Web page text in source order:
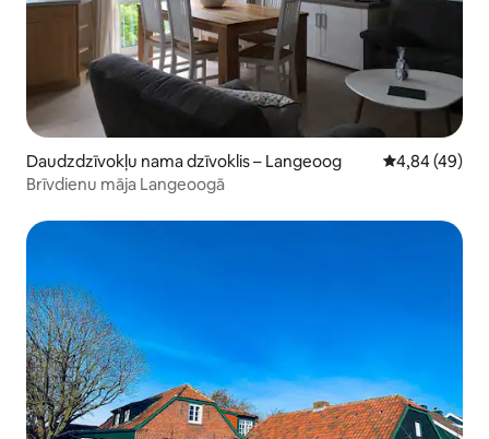
Daudzdzīvokļu nama dzīvoklis – Langeoog Vidējais
4,84 (49)
Brīvdienu māja Langeoogā